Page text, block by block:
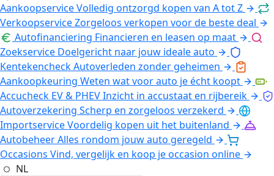
AankoopserviceVolledig ontzorgd kopen van A tot Z
VerkoopserviceZorgeloos verkopen voor de beste deal
Autofinanciering Financieren en leasen op maat
Zoekservice Doelgericht naar jouw ideale auto
KentekencheckAutoverleden zonder geheimen
Aankoopkeuring Weten wat voor auto je écht koopt
Accucheck EV & PHEVInzicht in accustaat en rijbereik
Autoverzekering Scherp en zorgeloos verzekerd
ImportserviceVoordelig kopen uit het buitenland
AutobeheerAlles rondom jouw auto geregeld
Occasions Vind, vergelijk en koop je occasion online
NL